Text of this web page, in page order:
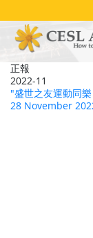
至
正報
2022-11
"盛世之友運動同
28 November